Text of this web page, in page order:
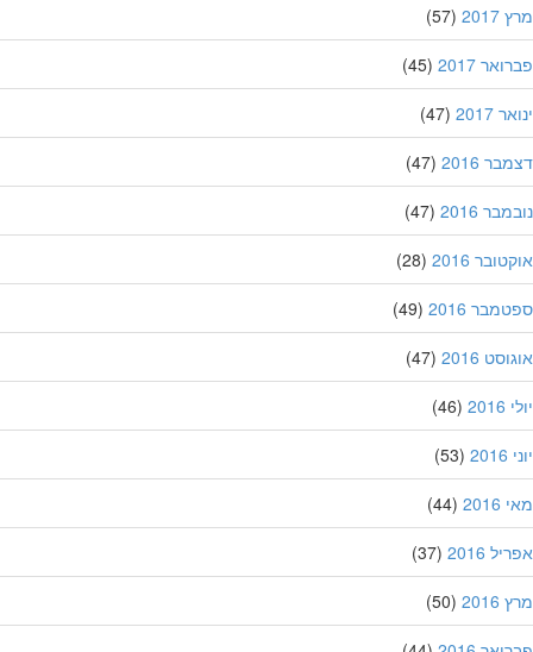
(57)
2017
(45)
2017
(47)
2016
(47)
2016
(47)
2016
(28)
2016
(49)
2016
(47)
(46)
(53)
(44)
2016
(37)
(50)